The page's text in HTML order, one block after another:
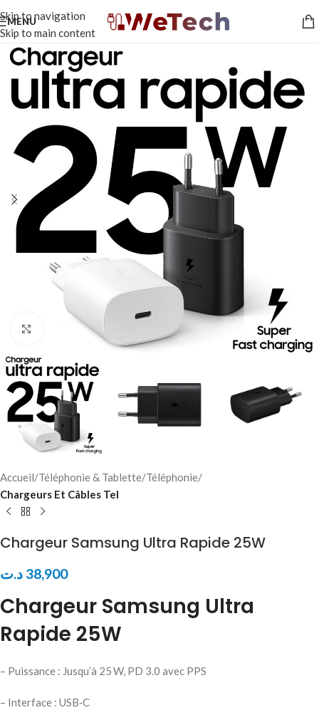
Skip to navigation
Skip to main content
MENU
Click to enlarge
Accueil Téléphonie & Tablette Téléphonie
Chargeurs Et Câbles Tel
Chargeur Samsung Ultra Rapide 25W
38,900 د.ت
Chargeur Samsung Ultra
Rapide 25W
– Puissance : Jusqu’à 25 W, PD 3.0 avec PPS
– Interface : USB‑C